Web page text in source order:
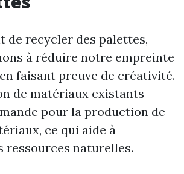
de recycler des palettes,
à réduire notre empreinte
faisant preuve de créativité.
de matériaux existants
pour la production de
ce qui aide à
ressources naturelles.